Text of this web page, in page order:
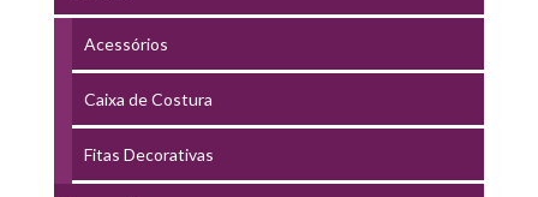
Acessórios
Caixa de Costura
Fitas Decorativas